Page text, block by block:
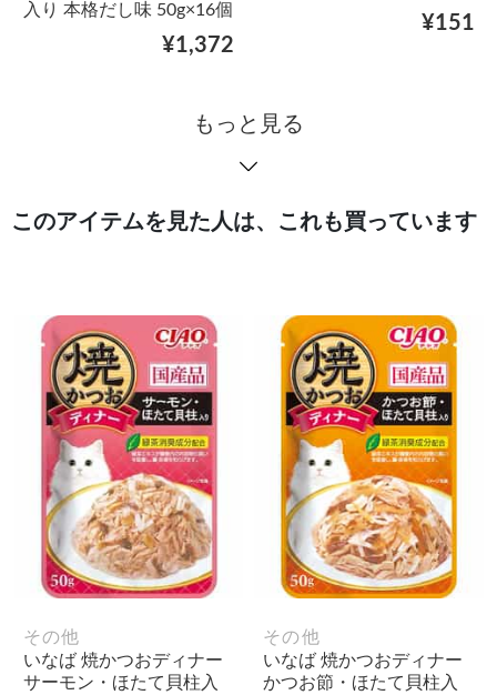
入り 本格だし味 50g×16個
¥1,372
¥151
もっと見る
このアイテムを見た人は、これも買っています
その他
いなば 焼かつおディナー
サーモン・ほたて貝柱入
その他
いなば 焼かつおディナー
かつお節・ほたて貝柱入